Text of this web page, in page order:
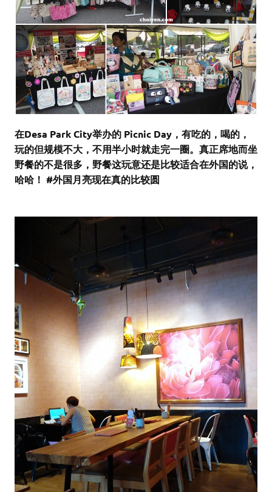
在Desa Park City举办的 Picnic Day，有吃的，喝的，
玩的但规模不大，不用半小时就走完一圈。真正席地而坐
野餐的不是很多，野餐这玩意还是比较适合在外国的说，
哈哈！ #外国月亮现在真的比较圆